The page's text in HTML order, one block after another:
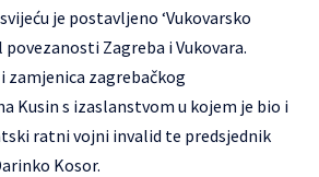
je postavljeno ‘Vukovarsko
Zagreba i Vukovara.
zamjenica zagrebačkog
Kusin s izaslanstvom u kojem je bio i
ratni vojni invalid te predsjednik
Kosor.